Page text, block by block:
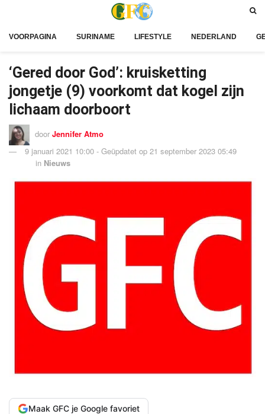
VOORPAGINA SURINAME LIFESTYLE NEDERLAND
‘Gered door God’: kruisketting
jongetje (9) voorkomt dat kogel zijn
lichaam doorboort
door Jennifer Atmo
9 januari 2021 10:00 - Geüpdatet op 21 september 2023 05:49
in Nieuws
Maak GFC je Google favoriet